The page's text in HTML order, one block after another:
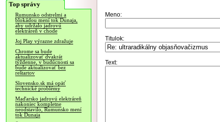
Top správy
Rumunsko odstrelmi a
blokádou mení tok Dunaja,
aby udržalo jadrovú
elektráreň v chode
Joj Play výrazne zdražuje
Chrome sa bude
aktualizovať dvakrát
týždenne, v budúcnosti sa
bude aktualizovať bez
reštartov
Slovensko.sk má opäť
technické problémy
Maďarsko jadrovú elektráreň
nakoniec kompletne
neodstavilo, Rumunsko mení
tok Dunaja
Meno:
Titulok:
Text: